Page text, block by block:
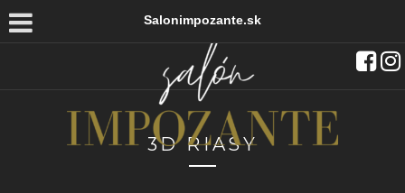
Salonimpozante.sk
3D RIASY